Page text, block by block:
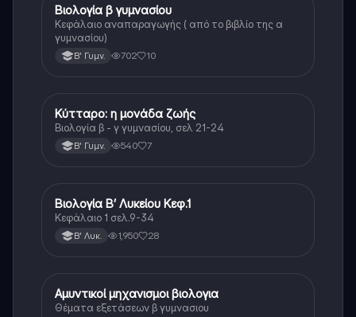
Βιολογία
Βιολογία β γυμνασίου
Κεφάλαιο αναπαραγωγής ( από το βιβλίο της α
γυμνασίου)
Β' Γυμν. 702 10
Βιολογία
Κύτταρο: η μονάδα ζωής
Βιολογία β - γ γυμνασίου, σελ 21-24
Β' Γυμν. 540 7
Βιολογία
Βιολογία Β’ Λυκείου Κεφ.1
Κεφάλαιο 1 σελ.9-34
Β' Λυκ. 1,950 28
Βιολογία
Αμυντικοί μηχανισμοι βιολογια
Θέματα εξετάσεων β γυμνασιου